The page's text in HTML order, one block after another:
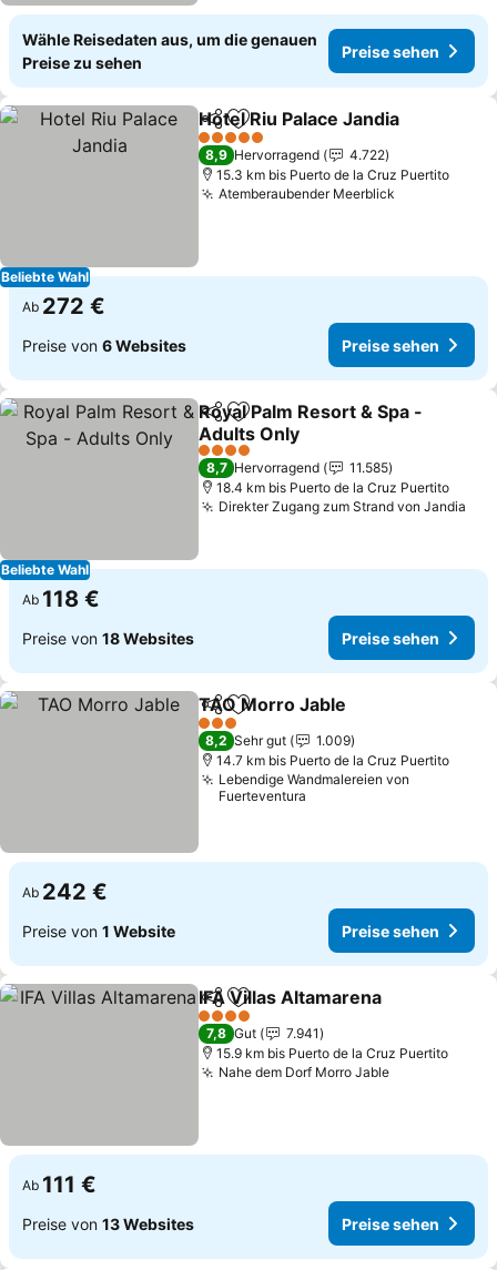
Wähle Reisedaten aus, um die genauen
Preise zu sehen
Preise sehen
Beliebte Wahl
TeilenZu Favoriten hinzufügen
Hotel Riu Palace Jandia
5 Sterne
8,9 Hervorragend
4.722
15.3 km bis Puerto de la Cruz Puertito
Atemberaubender Meerblick
Ab 272 €
Preise von 6 Websites Preise sehen
Beliebte Wahl
TeilenZu Favoriten hinzufügen
Royal Palm Resort & Spa -
Adults Only
Preise sehen
4 Sterne
8,7 Hervorragend
11.585
18.4 km bis Puerto de la Cruz Puertito
Direkter Zugang zum Strand von Jandia
Ab 118 €
Preise von 18 Websites Preise sehen
TeilenZu Favoriten hinzufügen
TAO Morro Jable
3 Sterne
8,2 Sehr gut
1.009
14.7 km bis Puerto de la Cruz Puertito
Lebendige Wandmalereien von
Fuerteventura
Ab 242 €
Preise von 1 Website Preise sehen
TeilenZu Favoriten hinzufügen
IFA Villas Altamarena
4 Sterne
7,8 Gut
7.941
15.9 km bis Puerto de la Cruz Puertito
Nahe dem Dorf Morro JablePreise sehen
Ab 111 €
Preise von 13 Websites Preise sehen